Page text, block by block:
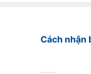
Cách nhận